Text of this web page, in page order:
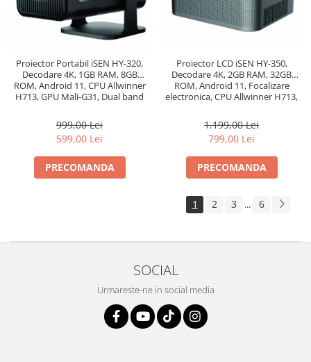
Proiector Portabil iSEN HY-320,
Decodare 4K, 1GB RAM, 8GB
ROM, Android 11, CPU Allwinner
H713, GPU Mali-G31, Dual band
999,00 Lei
599,00 Lei
PRECOMANDA
Proiector LCD iSEN HY-350,
Decodare 4K, 2GB RAM, 32GB
ROM, Android 11, Focalizare
electronica, CPU Allwinner H713,
WiFi6+BT5.0
1.199,00 Lei
799,00 Lei
PRECOMANDA
1 2 3 ... 6
SOCIAL
Urmareste-ne in social media